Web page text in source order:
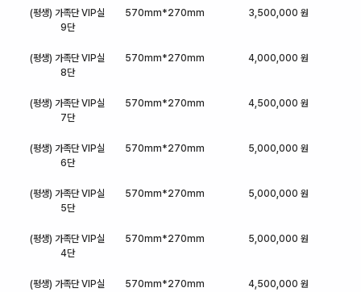
(평생) 가족단 VIP실
9단
570mm*270mm 3,500,000 원
(평생) 가족단 VIP실
8단
570mm*270mm 4,000,000 원
(평생) 가족단 VIP실
7단
570mm*270mm 4,500,000 원
(평생) 가족단 VIP실
6단
570mm*270mm 5,000,000 원
(평생) 가족단 VIP실
5단
570mm*270mm 5,000,000 원
(평생) 가족단 VIP실
4단
570mm*270mm 5,000,000 원
(평생) 가족단 VIP실
570mm*270mm 4,500,000 원